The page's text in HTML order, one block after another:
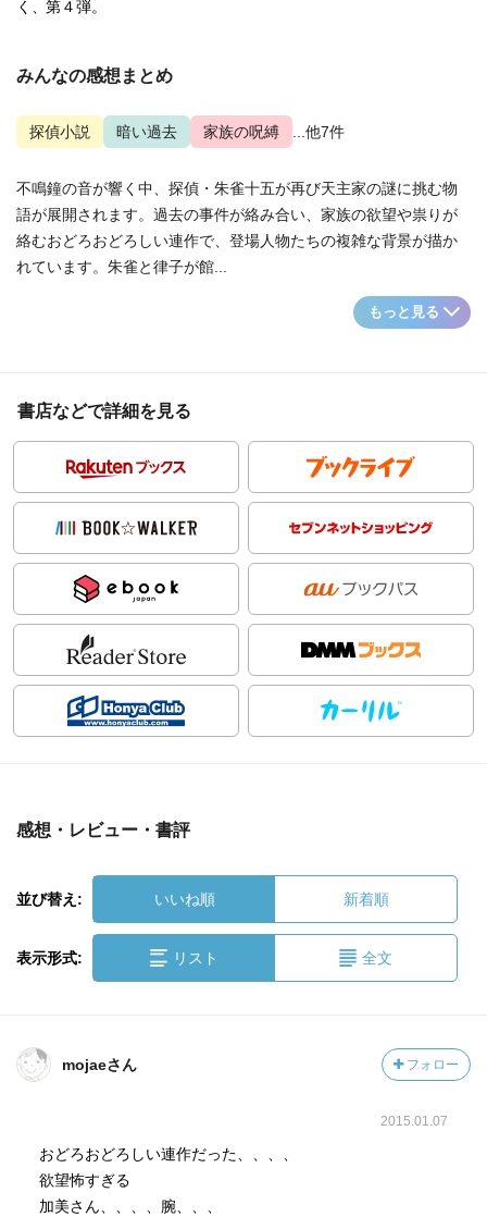
く、第４弾。
みんなの感想まとめ
探偵小説 暗い過去 家族の呪縛 ...他7件
不鳴鐘の音が響く中、探偵・朱雀十五が再び天主家の謎に挑む物
語が展開されます。過去の事件が絡み合い、家族の欲望や祟りが
絡むおどろおどろしい連作で、登場人物たちの複雑な背景が描か
れています。朱雀と律子が館...
もっと見る
書店などで詳細を見る
感想・レビュー・書評
並び替え: いいね順 新着順
表示形式: リスト 全文
mojaeさん フォロー
2015.01.07
おどろおどろしい連作だった、、、、
欲望怖すぎる
加美さん、、、、腕、、、